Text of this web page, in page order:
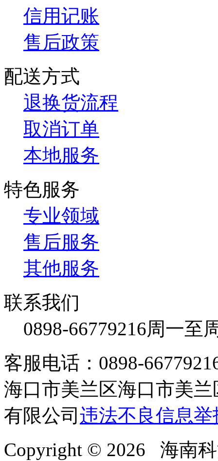
信用记账
售后政策
配送方式
退换货流程
取消订单
本地服务
特色服务
专业领域
售后服务
其他服务
联系我们
0898-66779216周一至
客服电话：0898-
海口市美兰区海口市美
有限公司 违法不良信息举
Copyright © 2026 海南